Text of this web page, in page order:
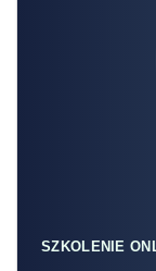
SZKOLENIE